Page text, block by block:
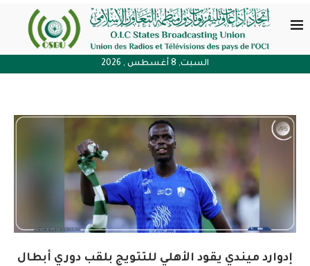
السبت, 8 أغسطس , 2026
إدوارد ميندي يقود الأهلي للتتويج بلقب دوري أبطال